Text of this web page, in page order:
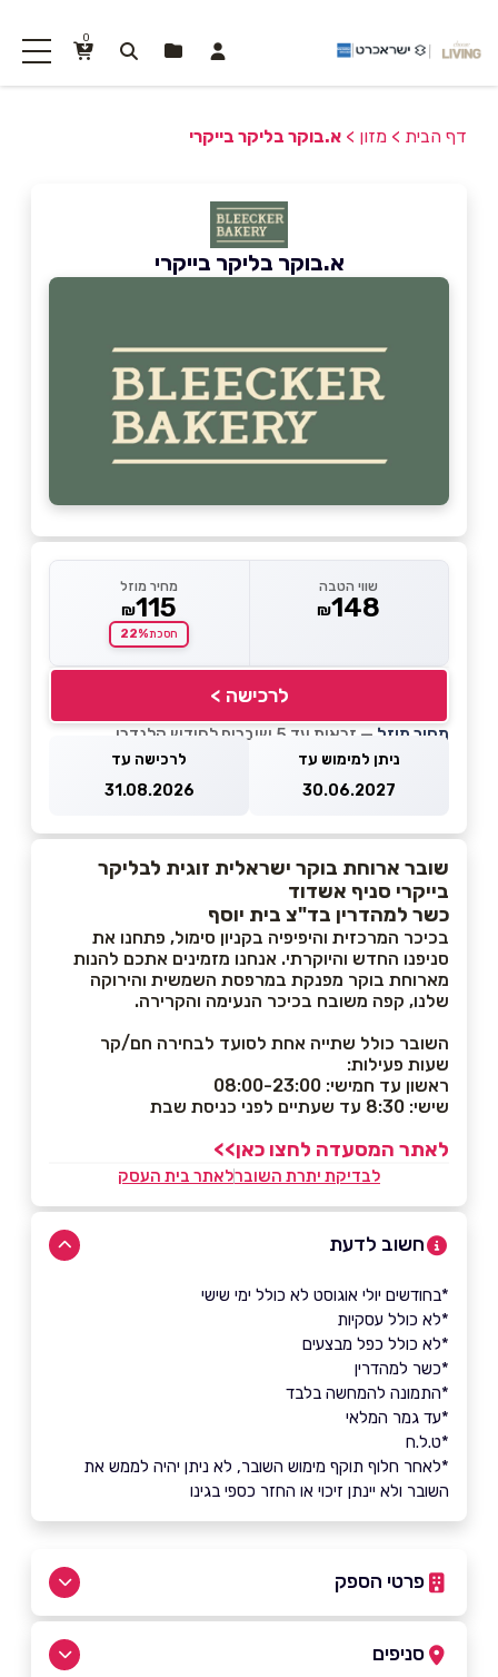
0
דף הבית > מזון > א.בוקר בליקר בייקרי
א.בוקר בליקר בייקרי
שווי הטבה
₪148
מחיר מוזל
₪115
חסכת22%
לרכישה >
מחיר מוזל — זכאות עד 5 שוברים לחודש קלנדרי
ניתן למימוש עד
30.06.2027
לרכישה עד
31.08.2026
שובר ארוחת בוקר ישראלית זוגית לבליקר
בייקרי סניף אשדוד
כשר למהדרין בד"צ בית יוסף
בכיכר המרכזית והיפיפיה בקניון סימול, פתחנו את
סניפנו החדש והיוקרתי. אנחנו מזמינים אתכם להנות
מארוחת בוקר מפנקת במרפסת השמשית והירוקה
שלנו, קפה משובח בכיכר הנעימה והקרירה.
השובר כולל שתייה אחת לסועד לבחירה חם/קר
שעות פעילות:
ראשון עד חמישי: 08:00-23:00
שישי: 8:30 עד שעתיים לפני כניסת שבת
לאתר המסעדה לחצו כאן>>
לבדיקת יתרת השוברלאתר בית העסק
חשוב לדעת
*בחודשים יולי אוגוסט לא כולל ימי שישי
*לא כולל עסקיות
*לא כולל כפל מבצעים
*כשר למהדרין
*התמונה להמחשה בלבד
*עד גמר המלאי
*ט.ל.ח
*לאחר חלוף תוקף מימוש השובר, לא ניתן יהיה לממש את
השובר ולא יינתן זיכוי או החזר כספי בגינו
פרטי הספק
סניפים